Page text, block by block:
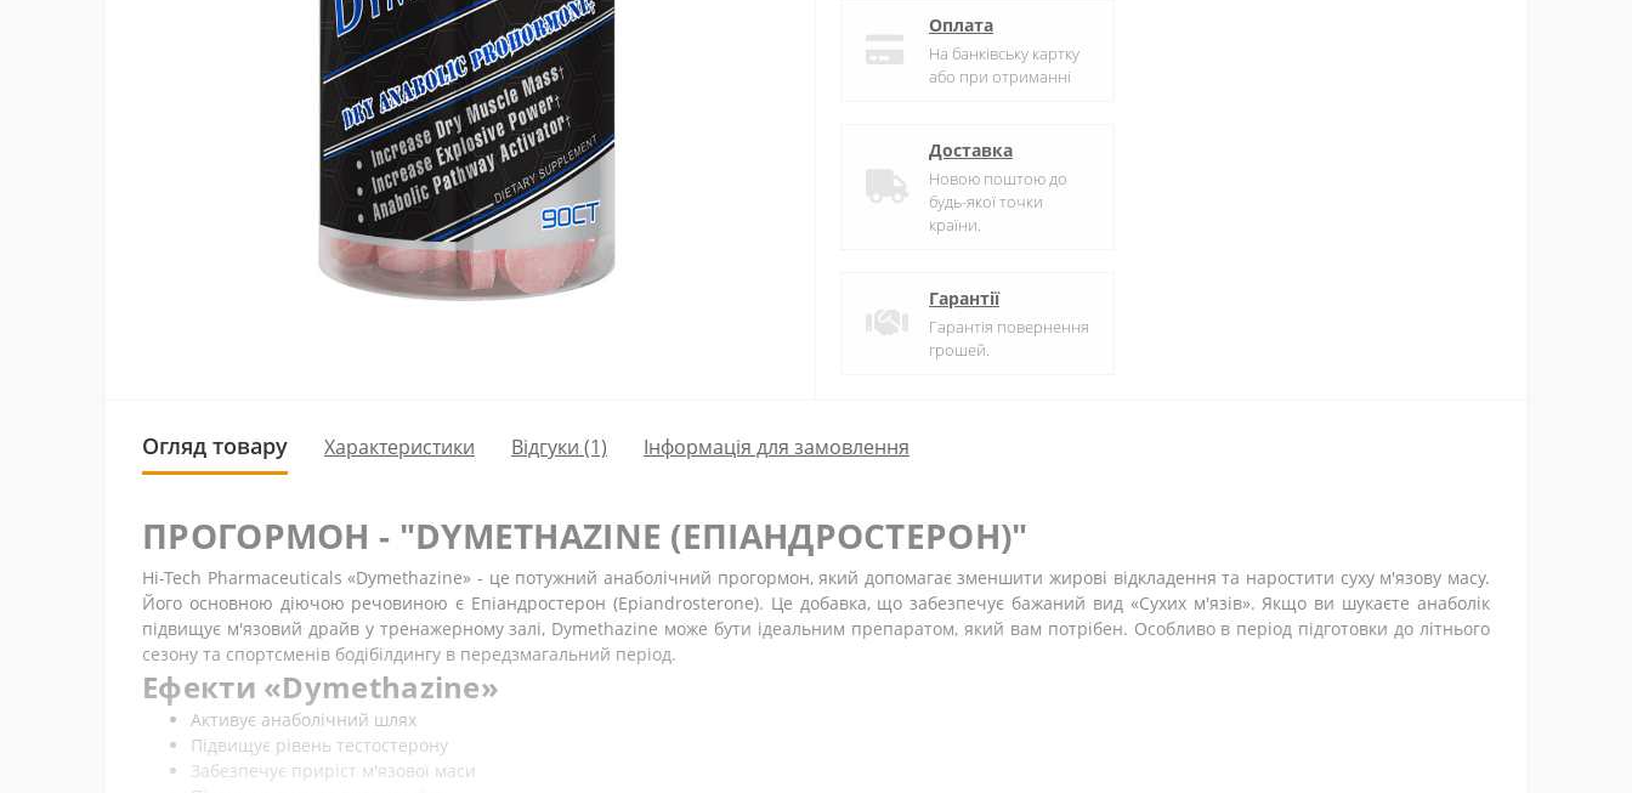
Оплата
На банківську картку
або при отриманні
Доставка
Новою поштою до
будь-якої точки
країни.
Гарантії
Гарантія повернення
грошей.
Огляд товару Характеристики Відгуки (1) Інформація для замовлення
ПРОГОРМОН - "DYMETHAZINE (ЕПІАНДРОСТЕРОН)"
Hi-Tech Pharmaceuticals «Dymethazine» - це потужний анаболічний прогормон, який допомагає зменшити жирові відкладення та наростити суху м'язову масу.
Його основною діючою речовиною є Епіандростерон (Epiandrosterone). Це добавка, що забезпечує бажаний вид «Сухих м'язів». Якщо ви шукаєте анаболік
підвищує м'язовий драйв у тренажерному залі, Dymethazine може бути ідеальним препаратом, який вам потрібен. Особливо в період підготовки до літнього
сезону та спортсменів бодібілдингу в передзмагальний період.
Ефекти «Dymethazine»
Активує анаболічний шлях
Підвищує рівень тестостерону
Забезпечує приріст м'язової маси